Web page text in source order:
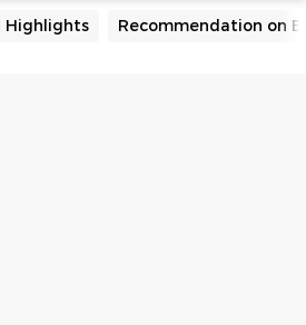
Highlights Recommendation on